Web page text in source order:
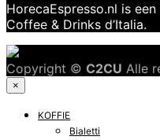
HorecaEspresso.nl is
Coffee & Drinks d’Italia.
Copyright © C2CU Alle
×
KOFFIE
Bialetti